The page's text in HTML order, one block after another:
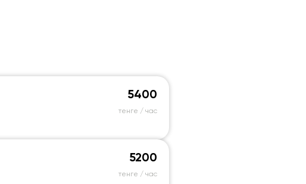
5400
тенге / час
5200
тенге / час